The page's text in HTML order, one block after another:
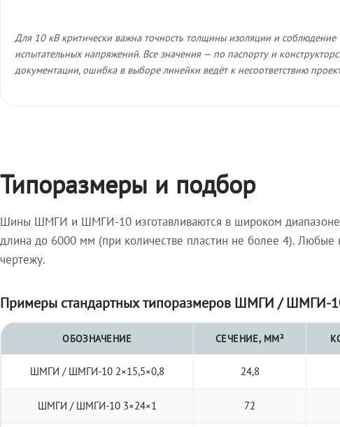
Для 10 кВ критически важна точность толщины изоляции и соблюдение
испытательных напряжений. Все значения — по паспорту и
документации, ошибка в выборе линейки ведёт к несоответствию
Типоразмеры и подбор
Шины ШМГИ и ШМГИ-10 изготавливаются в широком диапазоне
длина до 6000 мм (при количестве пластин не более 4). Любые
чертежу.
Примеры стандартных типоразмеров ШМГИ / ШМГИ-
ОБОЗНАЧЕНИЕ СЕЧЕНИЕ, ММ²
ШМГИ / ШМГИ-10 2×15,5×0,8 24,8
ШМГИ / ШМГИ-10 3×24×1 72